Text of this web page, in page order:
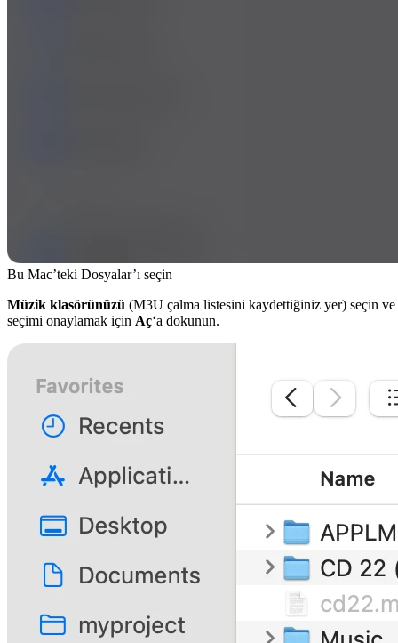
Bu Mac’teki Dosyalar’ı seçin
Müzik klasörünüzü (M3U çalma listesini kaydettiğiniz yer) seçin ve
seçimi onaylamak için Aç‘a dokunun.